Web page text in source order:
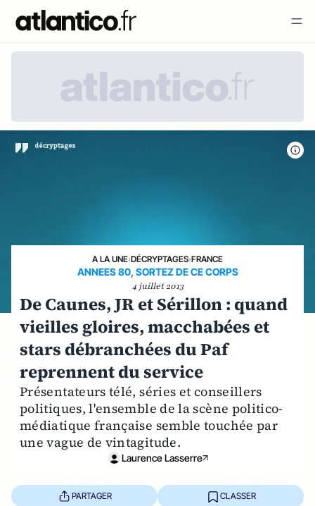
A LA UNE›DÉCRYPTAGES›FRANCE
ANNEES 80, SORTEZ DE CE CORPS
4 juillet 2013
De Caunes, JR et Sérillon : quand
vieilles gloires, macchabées et
stars débranchées du Paf
reprennent du service
Présentateurs télé, séries et conseillers
politiques, l'ensemble de la scène politico-
médiatique française semble touchée par
une vague de vintagitude.
Laurence Lasserre
PARTAGER CLASSER